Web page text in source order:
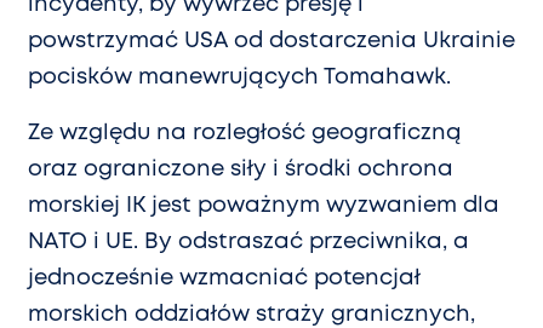
incydenty, by wywrzeć presję i
powstrzymać USA od dostarczenia Ukrainie
pocisków manewrujących Tomahawk.
Ze względu na rozległość geograficzną
oraz ograniczone siły i środki ochrona
morskiej IK jest poważnym wyzwaniem dla
NATO i UE. By odstraszać przeciwnika, a
jednocześnie wzmacniać potencjał
morskich oddziałów straży granicznych,